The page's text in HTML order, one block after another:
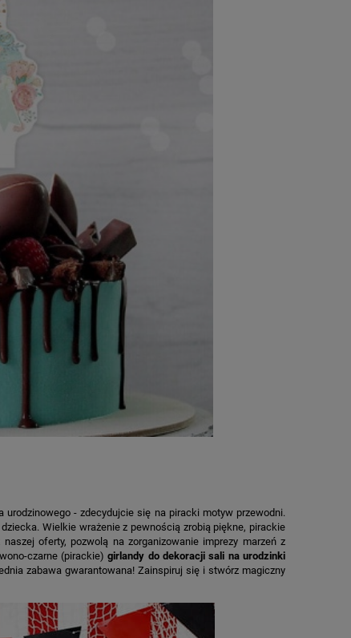
urodzinowego - zdecydujcie się na piracki motyw przewodni.
Wielkie wrażenie z pewnością zrobią piękne, pirackie
oferty, pozwolą na zorganizowanie imprezy marzeń z
czarne (pirackie)girlandy do dekoracji sali na urodzinki
zabawa gwarantowana! Zainspiruj się i stwórz magiczny